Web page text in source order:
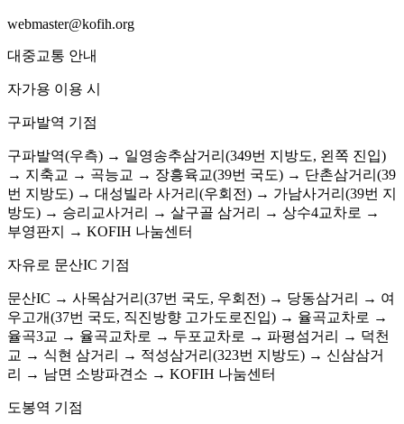
webmaster@kofih.org
대중교통 안내
자가용 이용 시
구파발역 기점
구파발역(우측) → 일영송추삼거리(349번 지방도, 왼쪽 진입)
→ 지축교 → 곡능교 → 장흥육교(39번 국도) → 단촌삼거리(39
번 지방도) → 대성빌라 사거리(우회전) → 가남사거리(39번 지
방도) → 승리교사거리 → 살구골 삼거리 → 상수4교차로 →
부영판지 → KOFIH 나눔센터
자유로 문산IC 기점
문산IC → 사목삼거리(37번 국도, 우회전) → 당동삼거리 → 여
우고개(37번 국도, 직진방향 고가도로진입) → 율곡교차로 →
율곡3교 → 율곡교차로 → 두포교차로 → 파평섬거리 → 덕천
교 → 식현 삼거리 → 적성삼거리(323번 지방도) → 신삼삼거
리 → 남면 소방파견소 → KOFIH 나눔센터
도봉역 기점